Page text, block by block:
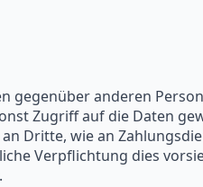
gegenüber anderen
Zugriff auf die Daten
Dritte, wie an
Verpflichtung dies